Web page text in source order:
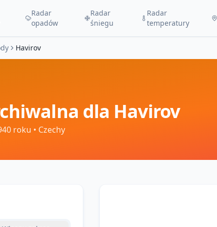
Radar
opadów
Radar
śniegu
Radar
temperatury
Havirov
dla Havirov
roku • Czechy